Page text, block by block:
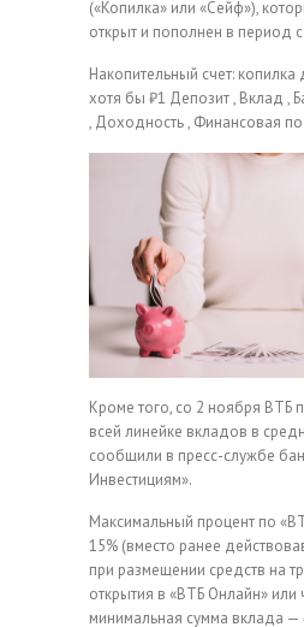
(«Копилка» или «Сейф»),
открыт и пополнен в период
Накопительный счет: копилка
хотя бы ₽1 Депозит , Вклад ,
, Доходность , Финансовая
Кроме того, со 2 ноября ВТБ
всей линейке вкладов в
сообщили в пресс-службе
Инвестициям».
Максимальный процент по
15% (вместо ранее
при размещении средств на
открытия в «ВТБ Онлайн» или
минимальная сумма вклада —